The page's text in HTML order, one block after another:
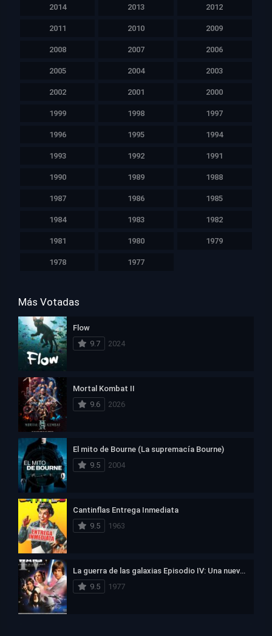
2014 2013 2012
2011 2010 2009
2008 2007 2006
2005 2004 2003
2002 2001 2000
1999 1998 1997
1996 1995 1994
1993 1992 1991
1990 1989 1988
1987 1986 1985
1984 1983 1982
1981 1980 1979
1978 1977
Más Votadas
Flow
9.7
2024
Mortal Kombat II
9.6
2026
El mito de Bourne (La supremacía Bourne)
9.5
2004
Cantinflas Entrega Inmediata
9.5
1963
La guerra de las galaxias Episodio IV: Una nueva esperanza
9.5
1977